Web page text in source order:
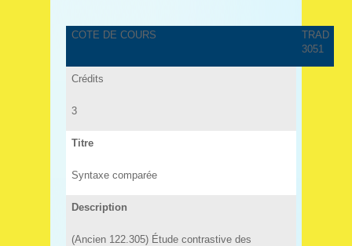
COTE DE COURS
TRAD
3051
Crédits
3
Titre
Syntaxe comparée
Description
(Ancien 122.305) Étude contrastive des